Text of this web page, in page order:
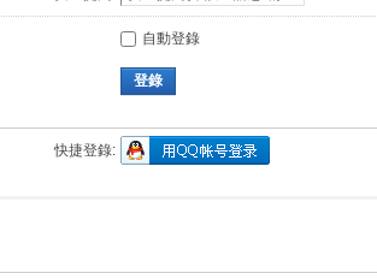
自動登錄
登錄
快捷登錄: